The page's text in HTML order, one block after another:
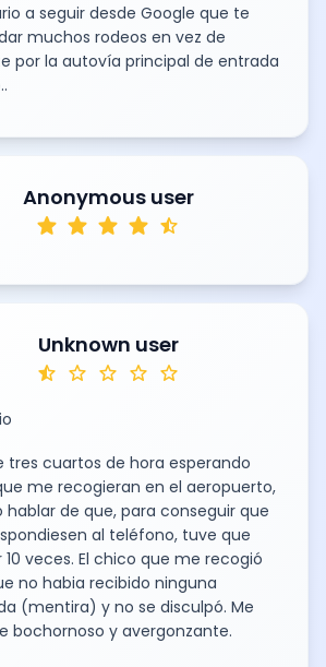
a seguir desde Google que te
muchos rodeos en vez de
por la autovía principal de entrada
Anonymous user
star star star star star_half
Unknown user
star_half star star star star
tres cuartos de hora esperando
me recogieran en el aeropuerto,
hablar de que, para conseguir que
al teléfono, tuve que
10 veces. El chico que me recogió
no habia recibido ninguna
(mentira) y no se disculpó. Me
bochornoso y avergonzante.